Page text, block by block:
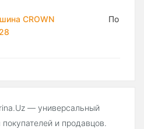
CROWN
По
— универсальный
и продавцов.